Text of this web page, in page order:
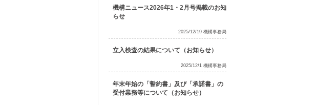
機構ニュース2026年1・2月号掲載のお知
らせ
2025/12/19 機構事務局
立入検査の結果について（お知らせ）
2025/12/1 機構事務局
年末年始の「誓約書」及び「承諾書」の
受付業務等について（お知らせ）